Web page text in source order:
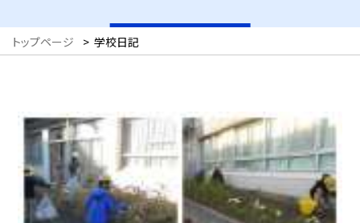
トップページ > 学校日記